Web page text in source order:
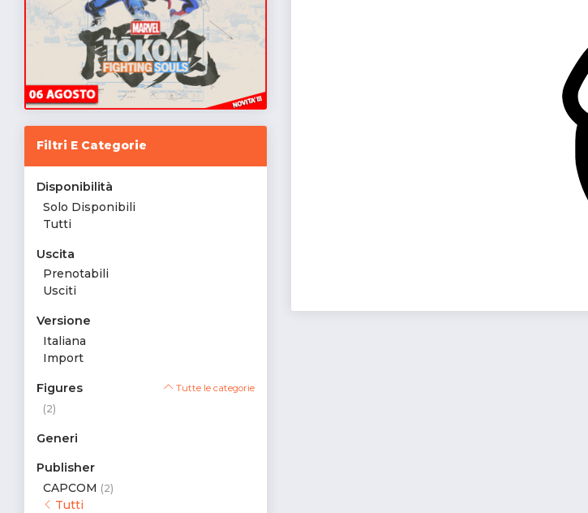
Filtri E Categorie
Disponibilità
Solo Disponibili
Tutti
Uscita
Prenotabili
Usciti
Versione
Italiana
Import
Figures Tutte le categorie
(2)
Generi
Publisher
CAPCOM (2)
Tutti